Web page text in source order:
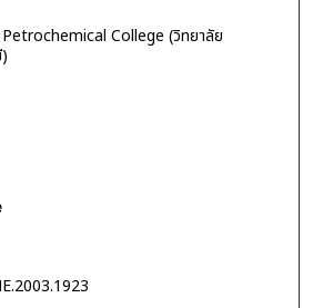
College (วิทยาลัย